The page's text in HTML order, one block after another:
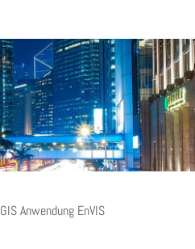
Anwendung EnVIS